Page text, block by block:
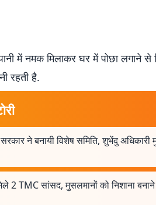
में नमक मिलाकर घर में पोछा लगाने से
रहती है.
ने बनायी विशेष समिति, शुभेंदु अधिकारी
2 TMC सांसद, मुसलमानों को निशाना